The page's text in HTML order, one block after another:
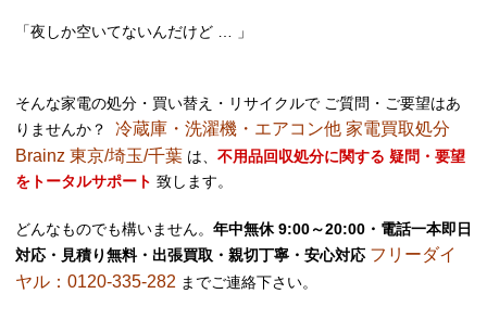
「夜しか空いてないんだけど … 」
そんな家電の処分・買い替え・リサイクルで ご質問・ご要望はあ
りませんか？ 冷蔵庫・洗濯機・エアコン他 家電買取処分
Brainz 東京/埼玉/千葉 は、 不用品回収処分に関する 疑問・要望
をトータルサポート 致します。
どんなものでも構いません。 年中無休 9:00～20:00・電話一本即日
対応・見積り無料・出張買取・親切丁寧・安心対応 フリーダイ
ヤル：0120-335-282 までご連絡下さい。